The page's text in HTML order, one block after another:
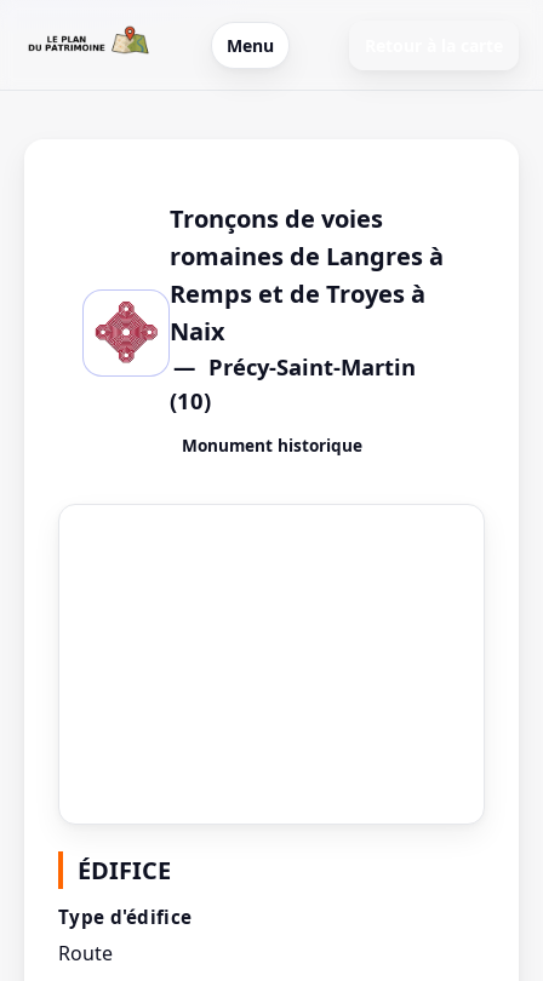
Menu
Tronçons de voies
romaines de Langres à
Remps et de Troyes à
Naix
Précy-Saint-Martin
(10)
Monument historique
Photo indisponible pour le moment.
ÉDIFICE
Type d'édifice
Route